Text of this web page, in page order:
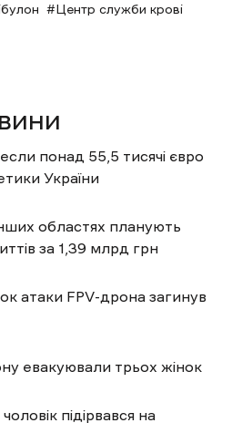
Центр служби крові
понад 55,5 тисячі євро
України
областях планують
за 1,39 млрд грн
атаки FPV-дрона загинув
евакуювали трьох жінок
підірвався на